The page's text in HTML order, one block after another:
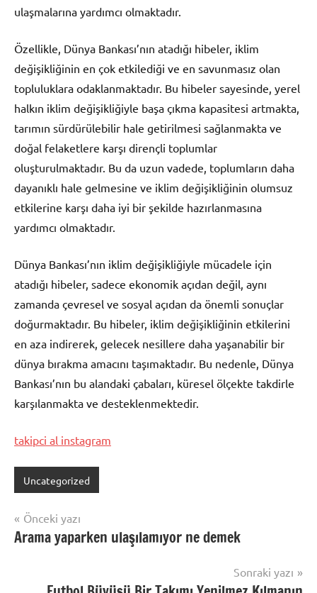
ulaşmalarına yardımcı olmaktadır.
Özellikle, Dünya Bankası’nın atadığı hibeler, iklim
değişikliğinin en çok etkilediği ve en savunmasız olan
topluluklara odaklanmaktadır. Bu hibeler sayesinde, yerel
halkın iklim değişikliğiyle başa çıkma kapasitesi artmakta,
tarımın sürdürülebilir hale getirilmesi sağlanmakta ve
doğal felaketlere karşı dirençli toplumlar
oluşturulmaktadır. Bu da uzun vadede, toplumların daha
dayanıklı hale gelmesine ve iklim değişikliğinin olumsuz
etkilerine karşı daha iyi bir şekilde hazırlanmasına
yardımcı olmaktadır.
Dünya Bankası’nın iklim değişikliğiyle mücadele için
atadığı hibeler, sadece ekonomik açıdan değil, aynı
zamanda çevresel ve sosyal açıdan da önemli sonuçlar
doğurmaktadır. Bu hibeler, iklim değişikliğinin etkilerini
en aza indirerek, gelecek nesillere daha yaşanabilir bir
dünya bırakma amacını taşımaktadır. Bu nedenle, Dünya
Bankası’nın bu alandaki çabaları, küresel ölçekte takdirle
karşılanmakta ve desteklenmektedir.
takipci al instagram
Uncategorized
Yazı
gezinmesi
Önceki yazı
Arama yaparken ulaşılamıyor ne demek
Sonraki yazı